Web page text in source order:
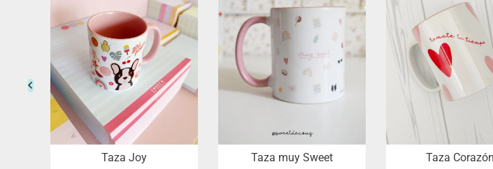
Taza Joy Taza muy Sweet Taza Corazón